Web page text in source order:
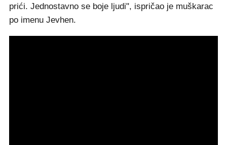
prići. Jednostavno se boje ljudi", ispričao je muškarac
po imenu Jevhen.